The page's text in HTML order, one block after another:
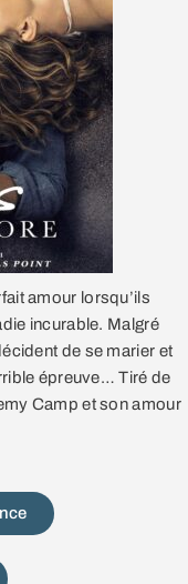
amour lorsqu’ils
incurable. Malgré
de se marier et
épreuve… Tiré de
Camp et son amour